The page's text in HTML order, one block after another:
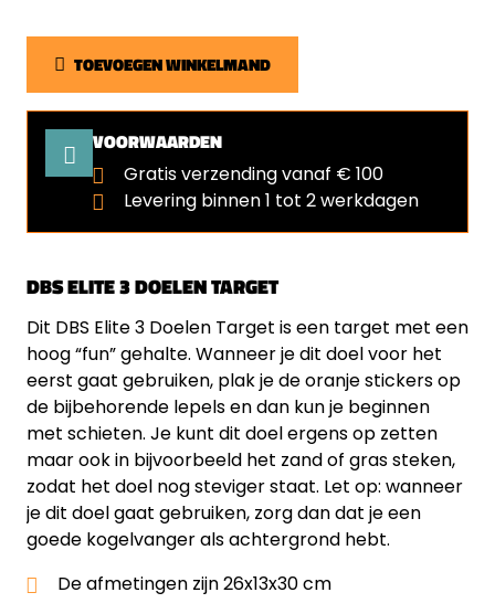
DBS ELITE 3 DOELEN TARGET
Dit DBS Elite 3 Doelen Target is een target met een
hoog “fun” gehalte. Wanneer je dit doel voor het
eerst gaat gebruiken, plak je de oranje stickers op
de bijbehorende lepels en dan kun je beginnen
met schieten. Je kunt dit doel ergens op zetten
maar ook in bijvoorbeeld het zand of gras steken,
zodat het doel nog steviger staat. Let op: wanneer
je dit doel gaat gebruiken, zorg dan dat je een
goede kogelvanger als achtergrond hebt.
De afmetingen zijn 26x13x30 cm
TOEVOEGEN WINKELMAND
VOORWAARDEN
Gratis verzending vanaf € 100
Levering binnen 1 tot 2 werkdagen